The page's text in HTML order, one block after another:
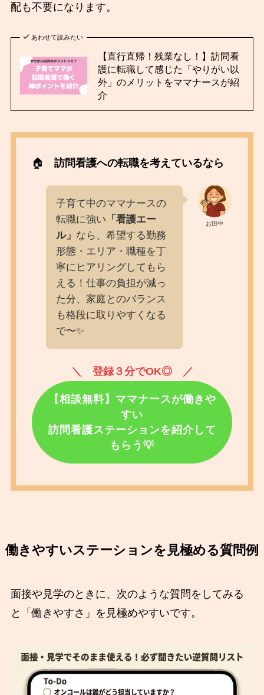
配も不要になります。
あわせて読みたい
【直行直帰！残業なし！】訪問看
護に転職して感じた「やりがい以
外」のメリットをママナースが紹
介
🏠️ 訪問看護への転職を考えているなら
お田中
子育て中のママナースの
転職に強い 「看護エー
ル」 なら、希望する勤務
形態・エリア・職種を丁
寧にヒアリングしてもら
える！仕事の負担が減っ
た分、家庭とのバランス
も格段に取りやすくなる
で〜✨️
＼ 登録３分でOK◎ ／
【相談無料】ママナースが働きや
すい
訪問看護ステーションを紹介して
もらう💡
働きやすいステーションを見極める質問例
面接や見学のときに、次のような質問をしてみる
と「働きやすさ」を見極めやすいです。